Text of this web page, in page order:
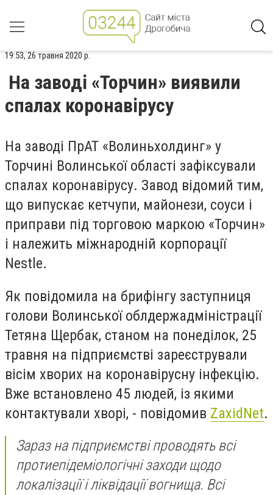
19:53, 26 травня 2020 р.
На заводі «Торчин» виявили
спалах коронавірусу
На заводі ПрАТ «Волиньхолдинг» у
Торчині Волинської області зафіксували
спалах коронавірусу. Завод відомий тим,
що випускає кетчупи, майонези, соуси і
приправи під торговою маркою «Торчин»
і належить міжнародній корпорації
Nestle.
Як повідомила на брифінгу заступниця
голови Волинської облдержадміністрації
Тетяна Щербак, станом на понеділок, 25
травня на підприємстві зареєстрували
вісім хворих на коронавірусну інфекцію.
Вже встановлено 45 людей, із якими
контактували хворі, - повідомив ZaxidNet.
Зараз на підприємстві проводять всі
протиепідеміологічні заходи щодо
локалізації і ліквідації вогнища. Всі